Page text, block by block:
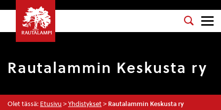
Rautalammin Keskusta ry
Olet tässä: Etusivu > Yhdistykset > Rautalammin Keskusta ry